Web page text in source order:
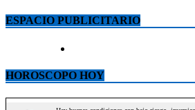
ESPACIO PUBLICITARIO
HOROSCOPO HOY